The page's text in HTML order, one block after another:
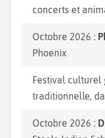
concerts et
Octobre 2026 :
Phoenix
Festival culturel
traditionnelle,
Octobre 2026 :